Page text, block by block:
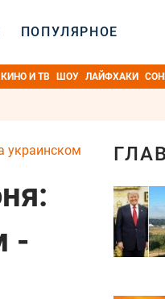
ПОПУЛЯРНОЕ
КИНО И ТВ ШОУ ЛАЙФХАКИ
украинском
-